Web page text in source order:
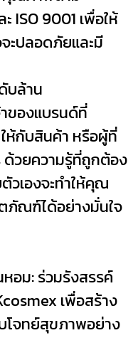
ISO 9001 เพื่อให้
ะปลอดภัยและมี
บล้าน
ของแบรนด์ที่
ห้กับสินค้า หรือผู้ที่
ด้วยความรู้ที่ถูกต้อง
วเองจะทำให้คุณ
ภัณฑ์ได้อย่างมั่นใจ
อม: ร่วมรังสรรค์
เพื่อสร้าง
จทย์สุขภาพอย่าง